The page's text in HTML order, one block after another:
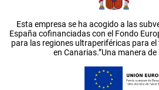
Esta empresa se ha acogido a las
España cofinanciadas con el Fondo
para las regiones ultraperiféricas para
en Canarias.”Una manera de